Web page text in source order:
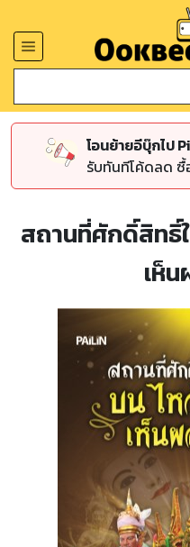
โอนย้ายอีบุ๊กไป
รับทันทีโค้ดลด ซื้
สถานที่ศักดิ์สิทธิ์
เห็